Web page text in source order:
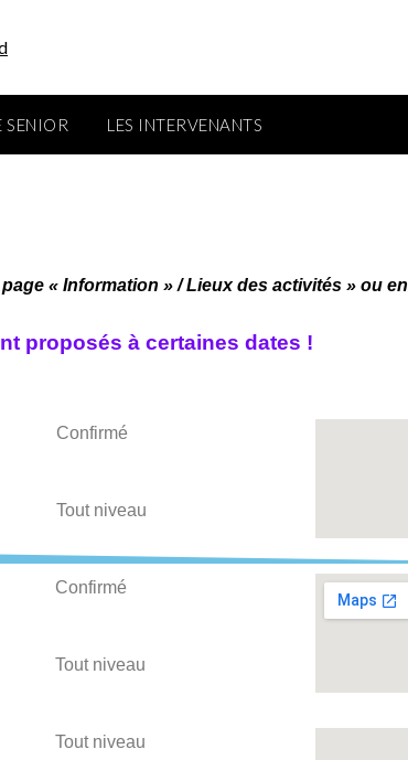
SENIOR LES INTERVENANTS
« Information » / Lieux des activités » ou en
proposés à certaines dates !
Confirmé
Tout niveau
Confirmé
Tout niveau
Tout niveau